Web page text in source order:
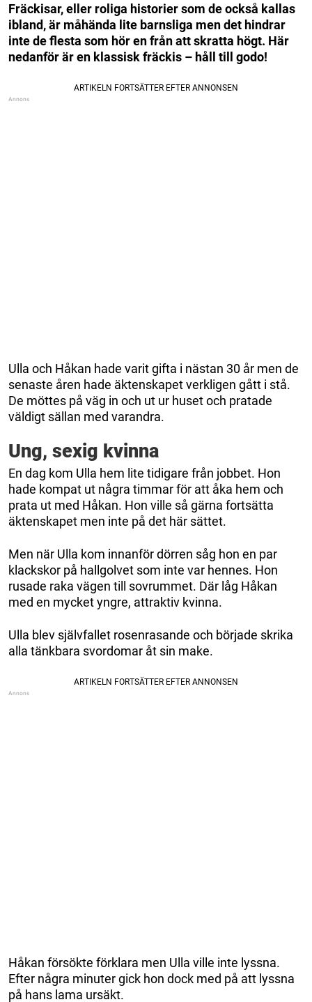
Fräckisar, eller roliga historier som de också kallas
ibland, är måhända lite barnsliga men det hindrar
inte de flesta som hör en från att skratta högt. Här
nedanför är en klassisk fräckis – håll till godo!
Ulla och Håkan hade varit gifta i nästan 30 år men de
senaste åren hade äktenskapet verkligen gått i stå.
De möttes på väg in och ut ur huset och pratade
väldigt sällan med varandra.
Ung, sexig kvinna
En dag kom Ulla hem lite tidigare från jobbet. Hon
hade kompat ut några timmar för att åka hem och
prata ut med Håkan. Hon ville så gärna fortsätta
äktenskapet men inte på det här sättet.
Men när Ulla kom innanför dörren såg hon en par
klackskor på hallgolvet som inte var hennes. Hon
rusade raka vägen till sovrummet. Där låg Håkan
med en mycket yngre, attraktiv kvinna.
Ulla blev självfallet rosenrasande och började skrika
alla tänkbara svordomar åt sin make.
Håkan försökte förklara men Ulla ville inte lyssna.
Efter några minuter gick hon dock med på att lyssna
på hans lama ursäkt.